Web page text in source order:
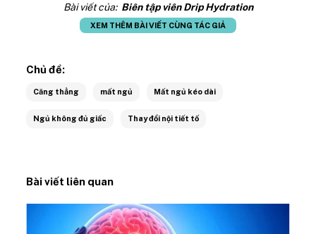
Bài viết của: Biên tập viên Drip Hydration
XEM THÊM BÀI VIẾT CÙNG TÁC GIẢ
Chủ đề:
Căng thẳng mất ngủ Mất ngủ kéo dài
Ngủ không đủ giấc Thay đổi nội tiết tố
Bài viết liên quan